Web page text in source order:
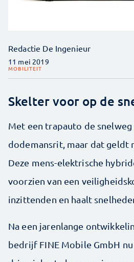
Redactie De Ingenieur
11 mei 2019
MOBILITEIT
Skelter voor op de
Met een trapauto de
dodemansrit, maar dat geldt
Deze mens-elektrische
voorzien van een
inzittenden en haalt
Na een jarenlange
bedrijf FINE Mobile GmbH